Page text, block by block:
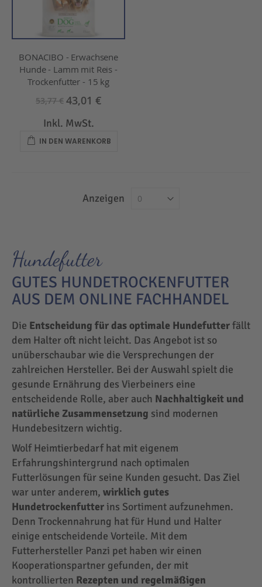
BONACIBO - Erwachsene
Hunde - Lamm mit Reis -
Trockenfutter - 15 kg
53,77 € 43,01 €
Inkl. MwSt.
IN DEN WARENKORB
Anzeigen
Hundefutter
GUTES HUNDETROCKENFUTTER
AUS DEM ONLINE FACHHANDEL
Die Entscheidung für das optimale Hundefutterfällt
dem Halter oft nicht leicht. Das Angebot ist so
unüberschaubar wie die Versprechungen der
zahlreichen Hersteller. Bei der Auswahl spielt die
gesunde Ernährung des Vierbeiners eine
entscheidende Rolle, aber auch Nachhaltigkeit und
natürliche Zusammensetzung sind modernen
Hundebesitzern wichtig.
Wolf Heimtierbedarf hat mit eigenem
Erfahrungshintergrund nach optimalen
Futterlösungen für seine Kunden gesucht. Das Ziel
war unter anderem, wirklich gutes
Hundetrockenfutter ins Sortiment aufzunehmen.
Denn Trockennahrung hat für Hund und Halter
einige entscheidende Vorteile. Mit dem
Futterhersteller Panzi pet haben wir einen
Kooperationspartner gefunden, der mit
kontrollierten Rezepten und regelmäßigen